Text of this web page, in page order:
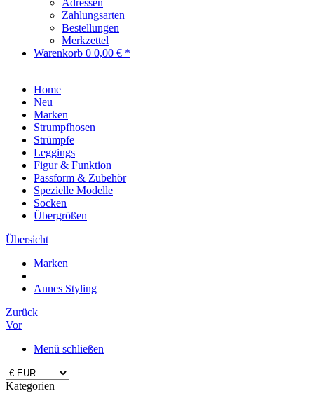
Adressen
Zahlungsarten
Bestellungen
Merkzettel
Warenkorb 0 0,00 € *
Home
Neu
Marken
Strumpfhosen
Strümpfe
Leggings
Figur & Funktion
Passform & Zubehör
Spezielle Modelle
Socken
Übergrößen
Übersicht
Marken
Annes Styling
Zurück
Vor
Menü schließen
Kategorien